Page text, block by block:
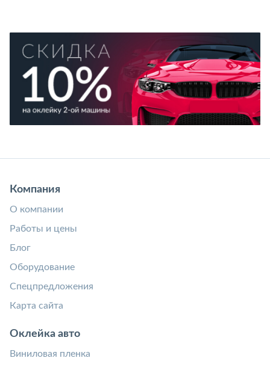
Компания
О компании
Работы и цены
Блог
Оборудование
Спецпредложения
Карта сайта
Оклейка авто
Виниловая пленка